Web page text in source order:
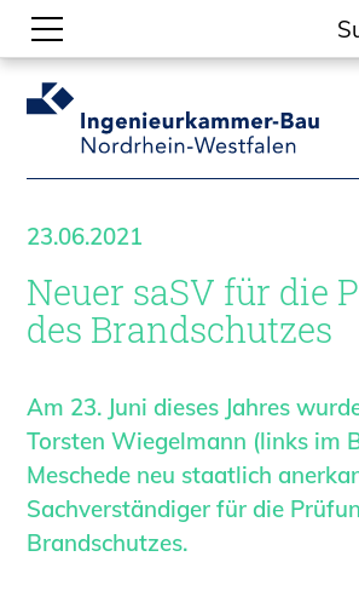
Gesellschaftliche Themen
Aktuelle Meldungen
Kein Ding ohne ING.
Ingenieurkammer-Bau NRW
Willkommen bei der Kammer
Aufgaben
Geschäftsstelle
Mitgliedschaft
Veranstaltungsformate
Unsere Publikationen
Informationen für
23.06.2021
Neuer saSV für die
des Brandschutzes
Am 23. Juni dieses Jahres
Torsten Wiegelmann (links im
Meschede neu staatlich
Sachverständiger für die
Brandschutzes.